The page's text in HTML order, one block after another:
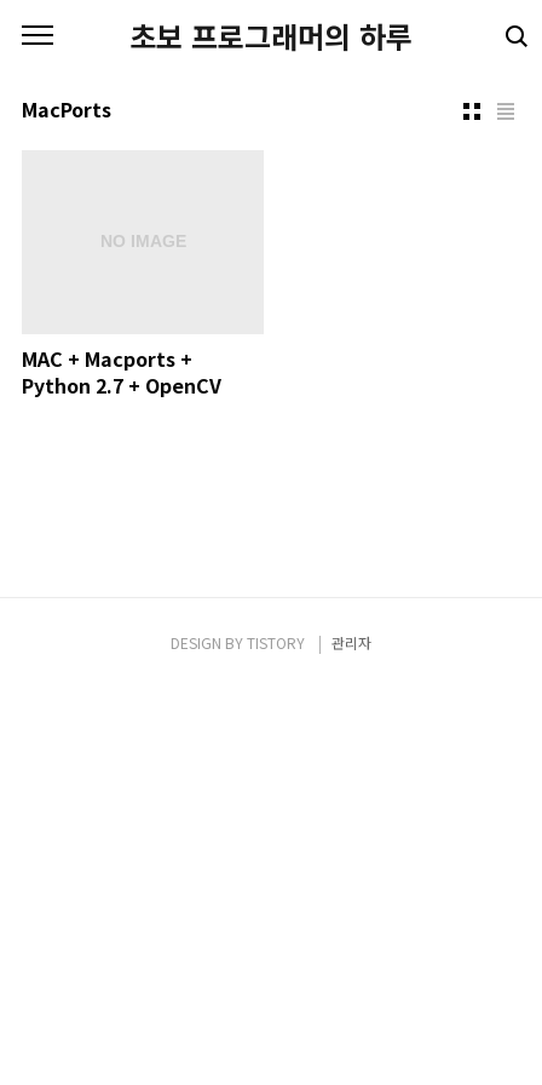
초보 프로그래머의 하루
MacPorts
MAC + Macports +
Python 2.7 + OpenCV
DESIGN BYTISTORY 관리자